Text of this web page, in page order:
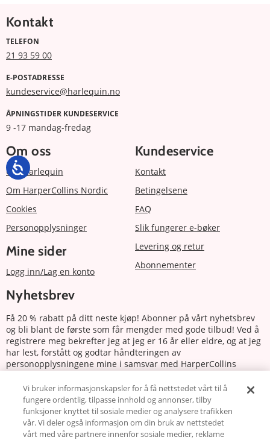
Kontakt
TELEFON
21 93 59 00
E-POSTADRESSE
kundeservice@harlequin.no
ÅPNINGSTIDER KUNDESERVICE
9 -17 mandag-fredag
Om oss
Om Harlequin
Om HarperCollins Nordic
Cookies
Personopplysninger
Mine sider
Logg inn/Lag en konto
Kundeservice
Kontakt
Betingelsene
FAQ
Slik fungerer e-bøker
Levering og retur
Abonnementer
Nyhetsbrev
Få 20 % rabatt på ditt neste kjøp! Abonner på vårt nyhetsbrev
og bli blant de første som får mengder med gode tilbud! Ved å
registrere meg bekrefter jeg at jeg er 16 år eller eldre, og at jeg
har lest, forstått og godtar håndteringen av
personopplysningene mine i samsvar med HarperCollins
Abonnere
Følg oss
Vi bruker informasjonskapsler for å få nettstedet vårt til å
fungere ordentlig, tilpasse innhold og annonser, tilby
funksjoner knyttet til sosiale medier og analysere trafikken
vår. Vi deler også informasjon om din bruk av nettstedet
vårt med våre partnere innenfor sosiale medier, reklame